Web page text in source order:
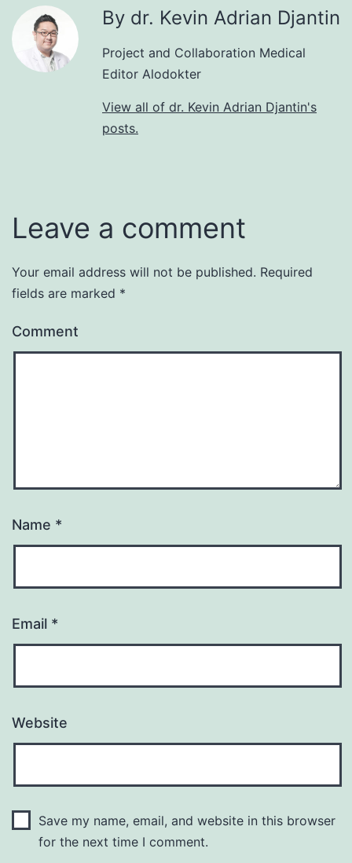
By dr. Kevin Adrian Djantin
Project and Collaboration Medical
Editor Alodokter
View all of dr. Kevin Adrian Djantin's
posts.
Leave a comment
Your email address will not be published. Required
fields are marked *
Comment
Name *
Email *
Website
Save my name, email, and website in this browser
for the next time I comment.